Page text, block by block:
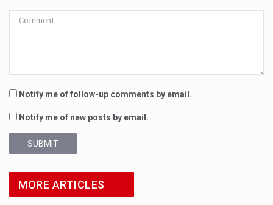
Notify me of follow-up comments by email.
Notify me of new posts by email.
SUBMIT
MORE ARTICLES